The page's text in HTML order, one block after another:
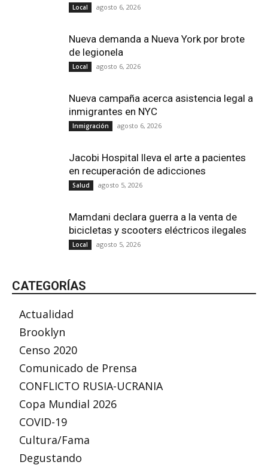
Local agosto 6, 2026
Nueva demanda a Nueva York por brote
de legionela
Local agosto 6, 2026
Nueva campaña acerca asistencia legal a
inmigrantes en NYC
Inmigración agosto 6, 2026
Jacobi Hospital lleva el arte a pacientes
en recuperación de adicciones
Salud agosto 5, 2026
Mamdani declara guerra a la venta de
bicicletas y scooters eléctricos ilegales
Local agosto 5, 2026
CATEGORÍAS
Actualidad
Brooklyn
Censo 2020
Comunicado de Prensa
CONFLICTO RUSIA-UCRANIA
Copa Mundial 2026
COVID-19
Cultura/Fama
Degustando